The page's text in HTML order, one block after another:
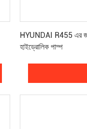
HYUNDAI R455 এর
হাইড্রোলিক পাম্প